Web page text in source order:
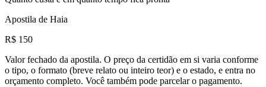
Apostila de Haia
R$ 150
Valor fechado da apostila. O preço da certidão em si varia conforme
o tipo, o formato (breve relato ou inteiro teor) e o estado, e entra no
orçamento completo. Você também pode parcelar o pagamento.